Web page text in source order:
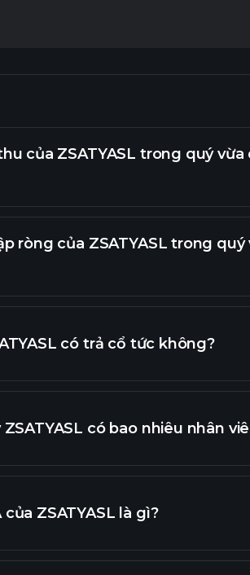
của ZSATYASL trong quý vừa
ròng của ZSATYASL trong quý
tài chính
có trả cổ tức không?
có bao nhiêu nhân
của ZSATYASL là gì?